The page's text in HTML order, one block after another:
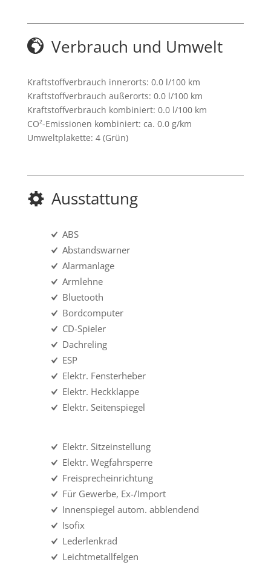
Verbrauch und Umwelt
Kraftstoffverbrauch innerorts: 0.0 l/100 km
Kraftstoffverbrauch außerorts: 0.0 l/100 km
Kraftstoffverbrauch kombiniert: 0.0 l/100 km
CO²-Emissionen kombiniert: ca. 0.0 g/km
Umweltplakette: 4 (Grün)
Ausstattung
ABS
Abstandswarner
Alarmanlage
Armlehne
Bluetooth
Bordcomputer
CD-Spieler
Dachreling
ESP
Elektr. Fensterheber
Elektr. Heckklappe
Elektr. Seitenspiegel
Elektr. Sitzeinstellung
Elektr. Wegfahrsperre
Freisprecheinrichtung
Für Gewerbe, Ex-/Import
Innenspiegel autom. abblendend
Isofix
Lederlenkrad
Leichtmetallfelgen